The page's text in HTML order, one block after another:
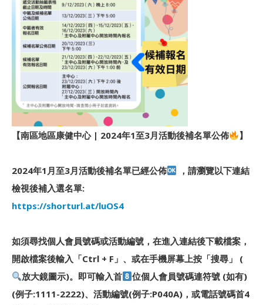
【南區地區康健中心 | 2024年1至3月活動後補名單公佈 】
2024年1月至3月活動後補名單已經公佈
，請瀏覽以下連結
檢視後補入選名單:
https://shorturl.at/luOS4
如須尋找個人會員號碼或活動編號，在進入連結後下載檔案，
開啟檔案後輸入「Ctrl + F」、或在手機屏幕上按「搜尋」 (
放大鏡圖示)。即可輸入首
位個人會員號碼連符號 (如有)
(例子:1111-2222)、活動編號(例子:P040A)，或電話號碼首4